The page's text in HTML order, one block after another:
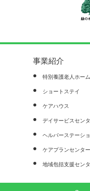
事業紹介
特別養護老人ホーム
ショートステイ
ケアハウス
デイサービスセン
ヘルパーステーシ
ケアプランセンター
地域包括支援セン